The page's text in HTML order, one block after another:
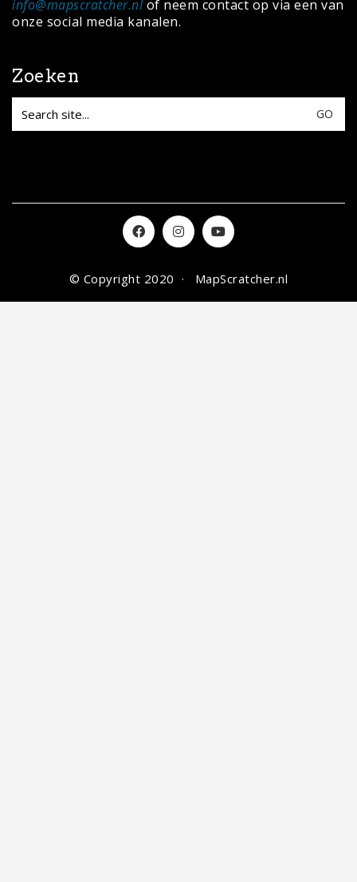
info@mapscratcher.nlof neem contact op via een van
onze social media kanalen.
Zoeken
Search
for:
© Copyright 2020 · MapScratcher.nl